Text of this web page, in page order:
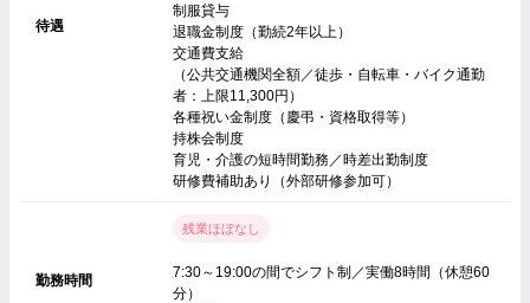
待遇
制服貸与
退職金制度（勤続2年以上）
交通費支給
（公共交通機関全額／徒歩・自転車・バイク通勤
者：上限11,300円）
各種祝い金制度（慶弔・資格取得等）
持株会制度
育児・介護の短時間勤務／時差出勤制度
研修費補助あり（外部研修参加可）
勤務時間
残業ほぼなし
7:30～19:00の間でシフト制／実働8時間（休憩60
分）